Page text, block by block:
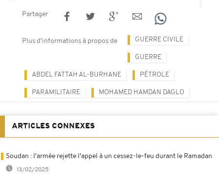
Partager
Plus d'informations à propos de GUERRE CIVILE
GUERRE
ABDEL FATTAH AL-BURHANE PÉTROLE
PARAMILITAIRE MOHAMED HAMDAN DAGLO
ARTICLES CONNEXES
Soudan : l'armée rejette l'appel à un cessez-le-feu durant le Ramadan
13/02/2025